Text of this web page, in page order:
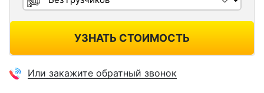
УЗНАТЬ СТОИМОСТЬ
Или закажите обратный звонок